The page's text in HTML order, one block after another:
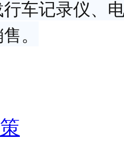
车记录仪、
。